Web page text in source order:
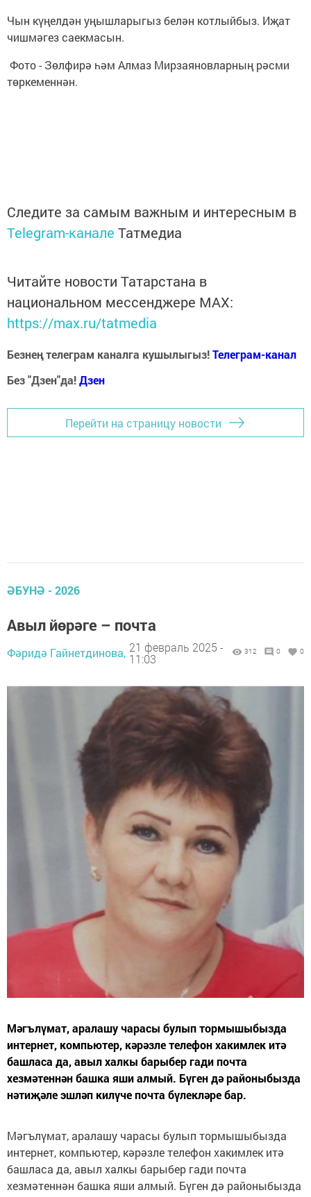
Чын күңелдән уңышларыгыз белән котлыйбыз. Иҗат
чишмәгез саекмасын.
Фото - Зөлфирә һәм Алмаз Мирзаяновларның рәсми
төркеменнән.
Следите за самым важным и интересным в
Telegram-канале Татмедиа
Читайте новости Татарстана в
национальном мессенджере MАХ:
https://max.ru/tatmedia
Безнең телеграм каналга кушылыгыз!Телеграм-канал
Без "Дзен"да!Дзен
Перейти на страницу новости
ӘБУНӘ - 2026
Авыл йөрәге – почта
Фәридә Гайнетдинова, 21 февраль 2025 -
11:03
312 0 0
Мәгълүмат, аралашу чарасы булып тормышыбызда
интернет, компьютер, кәрәзле телефон хакимлек итә
башласа да, авыл халкы барыбер гади почта
хезмәтеннән башка яши алмый. Бүген дә районыбызда
нәтиҗәле эшләп килүче почта бүлекләре бар.
Мәгълүмат, аралашу чарасы булып тормышыбызда
интернет, компьютер, кәрәзле телефон хакимлек итә
башласа да, авыл халкы барыбер гади почта
хезмәтеннән башка яши алмый. Бүген дә районыбызда